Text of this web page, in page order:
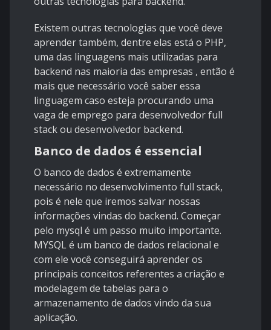
Existem outras tecnologias que você deve
aprender também, dentre elas está o PHP,
uma das linguagens mais utilizadas para
backend nas maioria das empresas , então é
mais que necessário você saber essa
linguagem caso esteja procurando uma
vaga de emprego para desenvolvedor full
stack ou desenvolvedor backend.
Banco de dados é essencial
O banco de dados é extremamente
necessário no desenvolvimento full stack,
pois é nele que iremos salvar nossas
informações vindas do backend. Começar
pelo mysql é um passo muito importante.
MYSQL é um banco de dados relacional e
com ele você conseguirá aprender os
principais conceitos referentes a criação e
modelagem de tabelas para o
armazenamento de dados vindo da sua
aplicação.